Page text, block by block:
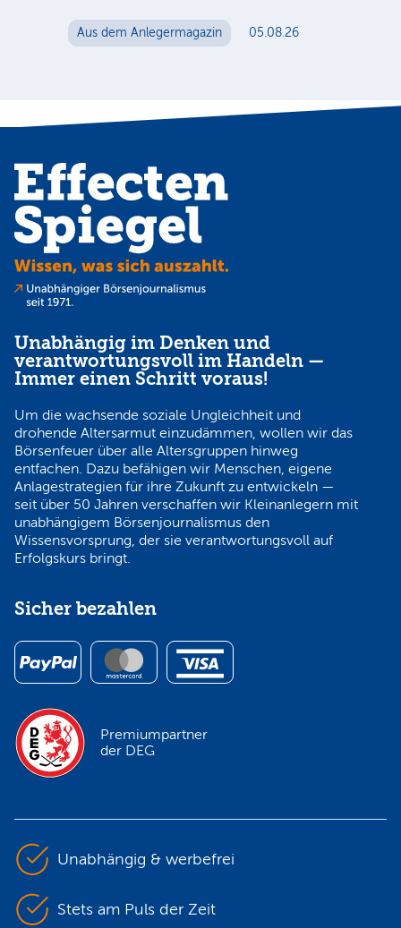
Aus dem Anlegermagazin 05.08.26
Unabhängig im Denken und
verantwortungsvoll im Handeln —
Immer einen Schritt voraus!
Um die wachsende soziale Ungleichheit und
drohende Altersarmut einzudämmen, wollen wir das
Börsenfeuer über alle Altersgruppen hinweg
entfachen. Dazu befähigen wir Menschen, eigene
Anlagestrategien für ihre Zukunft zu entwickeln —
seit über 50 Jahren verschaffen wir Kleinanlegern mit
unabhängigem Börsenjournalismus den
Wissensvorsprung, der sie verantwortungsvoll auf
Erfolgskurs bringt.
Sicher bezahlen
Premiumpartner
der DEG
Unabhängig & werbefrei
Stets am Puls der Zeit